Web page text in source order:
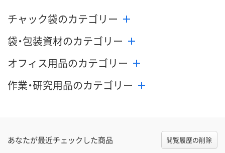
チャック袋のカテゴリー
袋・包装資材のカテゴリー
オフィス用品のカテゴリー
作業・研究用品のカテゴリー
あなたが最近チェックした商品 閲覧履歴の削除